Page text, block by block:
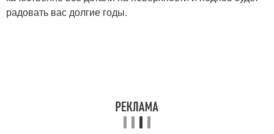
радовать вас долгие годы.